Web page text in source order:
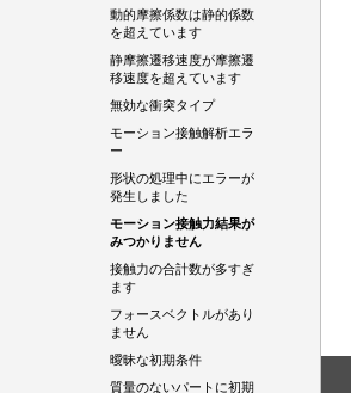
動的摩擦係数は静的係数
を超えています
静摩擦遷移速度が摩擦遷
移速度を超えています
無効な衝突タイプ
モーション接触解析エラ
ー
形状の処理中にエラーが
発生しました
モーション接触力結果が
みつかりません
接触力の合計数が多すぎ
ます
フォースベクトルがあり
ません
曖昧な初期条件
質量のないパートに初期